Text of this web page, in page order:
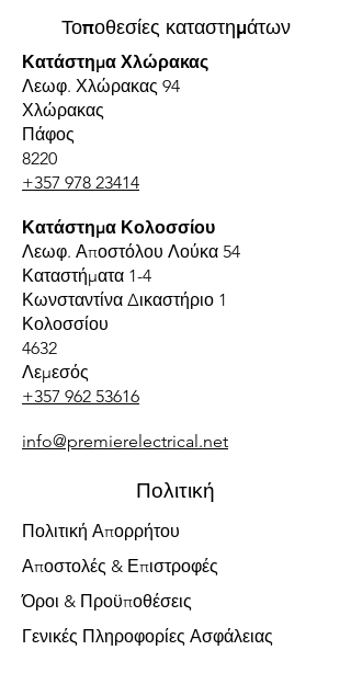
Τοποθεσίες καταστημάτων
Κατάστημα Χλώρακας
Λεωφ. Χλώρακας 94
Χλώρακας
Πάφος
8220
+357 978 23414
Κατάστημα Κολοσσίου
Λεωφ. Αποστόλου Λούκα 54
Καταστήματα 1-4
Κωνσταντίνα Δικαστήριο 1
Κολοσσίου
4632
Λεμεσός
+357 962 53616
info@premierelectrical.net
Πολιτική
Πολιτική Απορρήτου
Αποστολές & Επιστροφές
Όροι & Προϋποθέσεις
Γενικές Πληροφορίες Ασφάλειας